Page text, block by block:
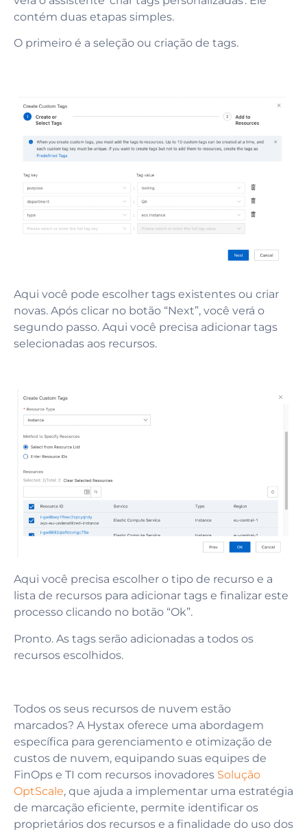
contém duas etapas simples.
O primeiro é a seleção ou criação de tags.
Aqui você pode escolher tags existentes ou criar
novas. Após clicar no botão “Next”, você verá o
segundo passo. Aqui você precisa adicionar tags
selecionadas aos recursos.
Aqui você precisa escolher o tipo de recurso e a
lista de recursos para adicionar tags e finalizar este
processo clicando no botão “Ok”.
Pronto. As tags serão adicionadas a todos os
recursos escolhidos.
Todos os seus recursos de nuvem estão
marcados? A Hystax oferece uma abordagem
específica para gerenciamento e otimização de
custos de nuvem, equipando suas equipes de
FinOps e TI com recursos inovadores Solução
OptScale, que ajuda a implementar uma estratégia
de marcação eficiente, permite identificar os
proprietários dos recursos e a finalidade do uso dos